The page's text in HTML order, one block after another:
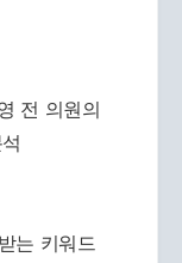
는 키워드